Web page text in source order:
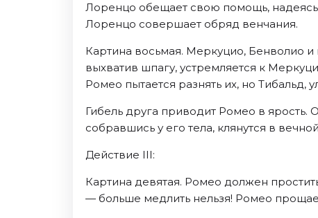
Лоренцо обещает свою помощь,
Лоренцо совершает обряд венчания.
Картина восьмая. Меркуцио, Бенволио и
выхватив шпагу, устремляется к
Ромео пытается разнять их, но
Гибель друга приводит Ромео в ярость.
собравшись у его тела, клянутся в
Действие III:
Картина девятая. Ромео должен
— больше медлить нельзя! Ромео